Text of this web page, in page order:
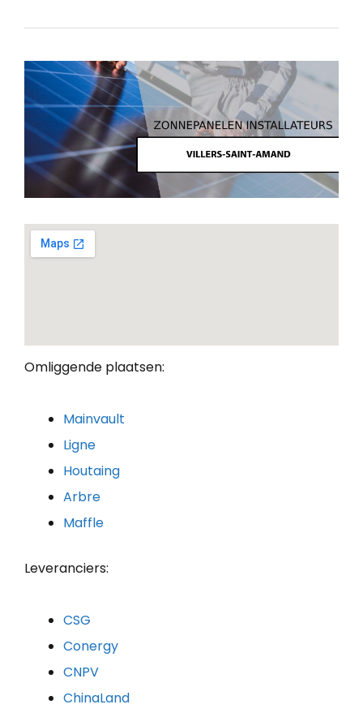
Omliggende plaatsen:
Mainvault
Ligne
Houtaing
Arbre
Maffle
Leveranciers:
CSG
Conergy
CNPV
ChinaLand